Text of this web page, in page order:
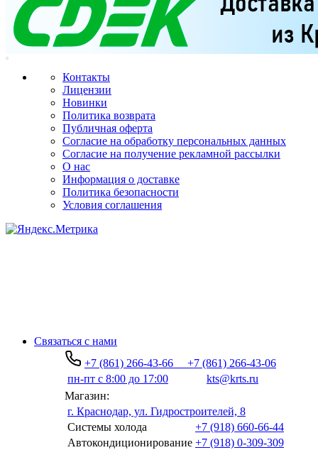
Контакты
Лицензии
Новинки
Политика возврата
Публичная оферта
Согласие на обработку персональных данных
Согласие на получение рекламной рассылки
О нас
Информация о доставке
Политика безопасности
Условия соглашения
Связаться с нами
+7 (861) 266-43-66
+7 (861) 266-43-06
пн-пт с 8:00 до 17:00
kts@krts.ru
Магазин:
г. Краснодар, ул. Гидростроителей, 8
Системы холода
+7 (918) 660-66-44
Автокондиционирование +7 (918) 0-309-309